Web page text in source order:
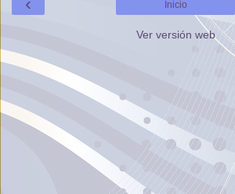
Inicio
Ver versión web